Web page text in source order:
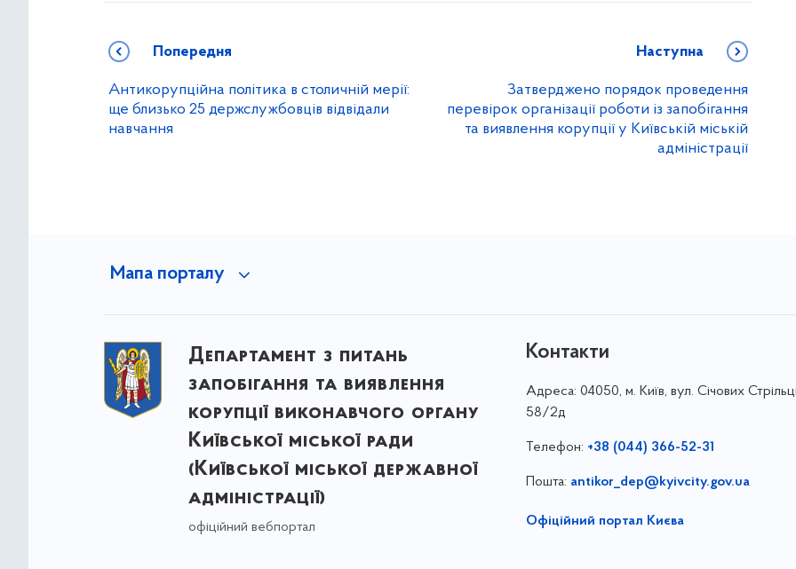
Попередня
Антикорупційна політика в столичній мерії:
ще близько 25 держслужбовців відвідали
навчання
Наступна
Затверджено порядок проведення
перевірок організації роботи із запобігання
та виявлення корупції у Київській міській
адміністрації
Мапа порталу
Департамент з питань
запобігання та виявлення
корупції виконавчого органу
Київської міської ради
(Київської міської державної
адміністрації)
офіційний вебпортал
Контакти
Адреса: 04050, м. Київ, вул. Січових
58/2д
Телефон: +38 (044) 366-52-31
Пошта: antikor_dep@kyivcity.gov.ua
Офіційний портал Києва